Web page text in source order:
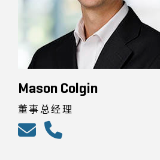
Mason Colgin
董事总经理